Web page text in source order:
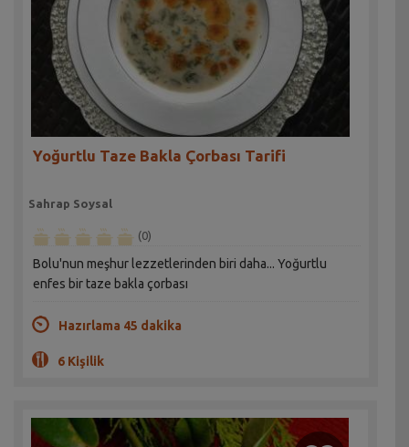
Yoğurtlu Taze Bakla Çorbası Tarifi
Sahrap Soysal
(0)
Bolu'nun meşhur lezzetlerinden biri daha... Yoğurtlu
enfes bir taze bakla çorbası
Hazırlama 45 dakika
6 Kişilik